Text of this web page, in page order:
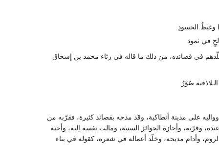
وغيظُ الحسودِ
في ثمود
في قصائده، من ذلك ما قاله في رثاء محمد بن إسحاق
صُوْرُ
على مدينة أنطاكية، وقد مدحه بقصائد كثيرة، فقرّبه من
سنين، «وحسُن موقعُه عنده، وقرّبه، وأجازه الجوائز السنية، ومالت نفسه إليه، وأحبه
وأدام مديحه، وخلّد أعماله في شعره، كقوله في بناء